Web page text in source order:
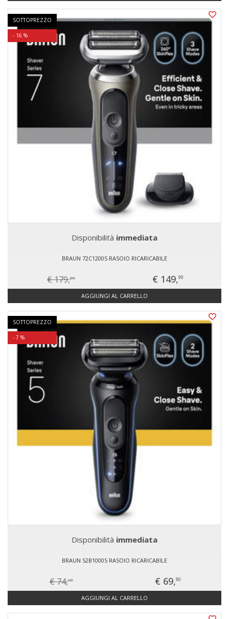
SOTTOPREZZO
- 16 %
Disponibilità immediata
BRAUN 72C1200S RASOIO RICARICABILE
€ 179,00 € 149,90
AGGIUNGI AL CARRELLO
SOTTOPREZZO
- 7 %
Disponibilità immediata
BRAUN 52B1000S RASOIO RICARICABILE
€ 74,90 € 69,90
AGGIUNGI AL CARRELLO